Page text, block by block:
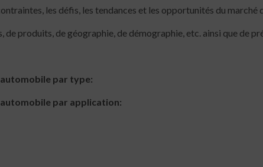
les défis, les tendances et les opportunités du
de produits, de géographie, de démographie, etc. ainsi que de
par type:
par application: